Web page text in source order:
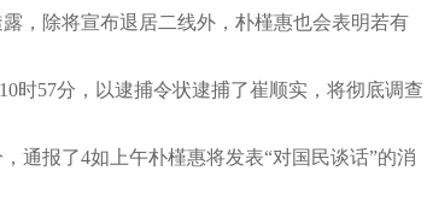
，除将宣布退居二线外，朴槿惠也会表明若有
57分，以逮捕令状逮捕了崔顺实，将彻底调查
报了4如上午朴槿惠将发表“对国民谈话”的消